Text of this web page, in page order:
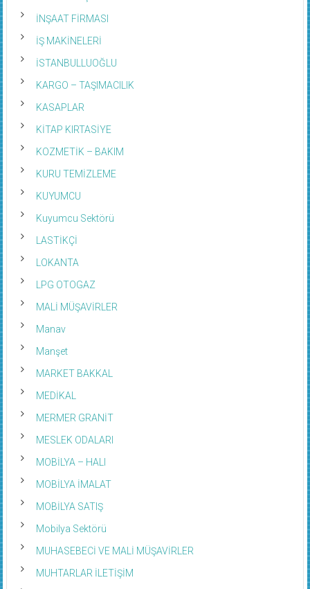
İNŞAAT FİRMASI
İŞ MAKİNELERİ
İSTANBULLUOĞLU
KARGO – TAŞIMACILIK
KASAPLAR
KİTAP KIRTASİYE
KOZMETİK – BAKIM
KURU TEMİZLEME
KUYUMCU
Kuyumcu Sektörü
LASTİKÇİ
LOKANTA
LPG OTOGAZ
MALİ MÜŞAVİRLER
Manav
Manşet
MARKET BAKKAL
MEDİKAL
MERMER GRANİT
MESLEK ODALARI
MOBİLYA – HALI
MOBİLYA İMALAT
MOBİLYA SATIŞ
Mobilya Sektörü
MUHASEBECİ VE MALİ MÜŞAVİRLER
MUHTARLAR İLETİŞİM